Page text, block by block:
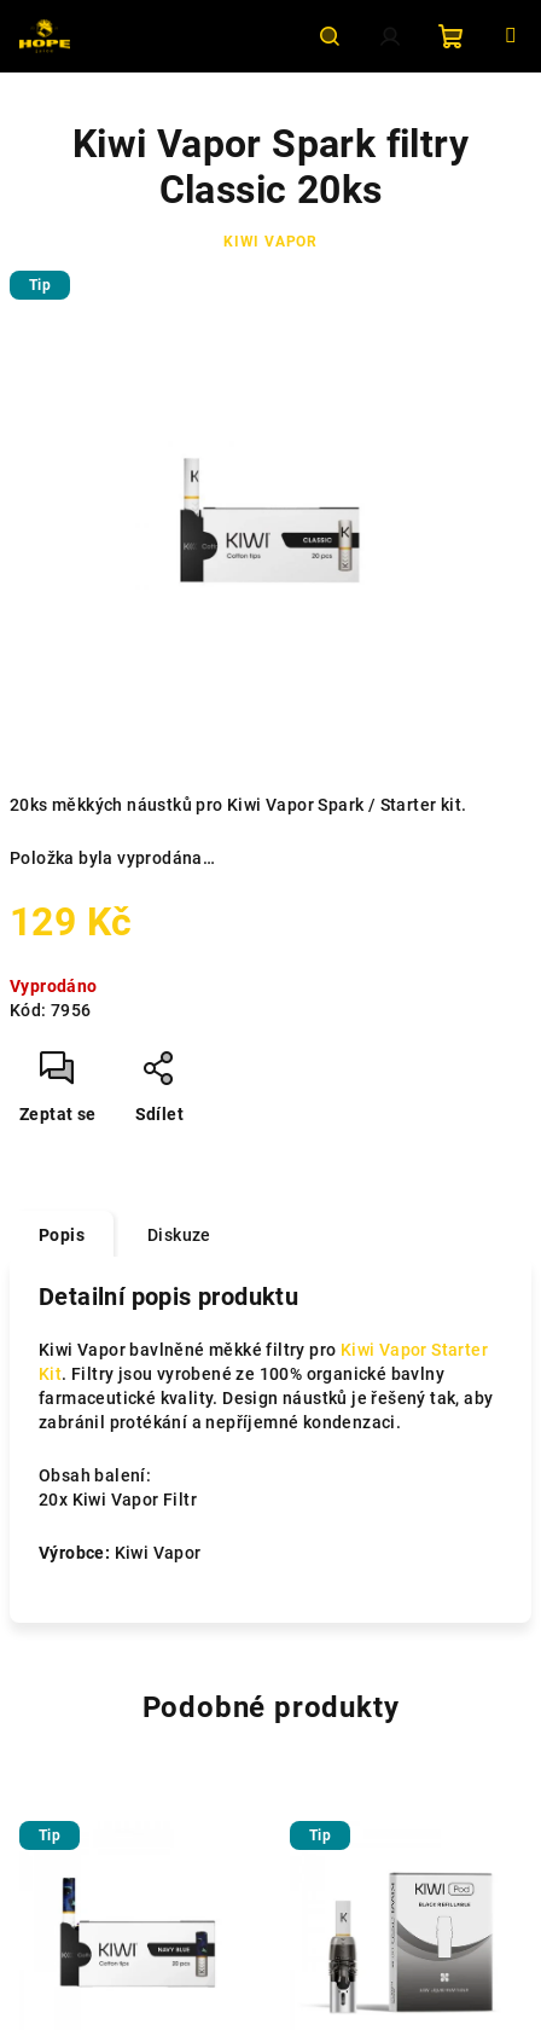
obsah
HledatPřihlášeníNákupní
košík
20ks měkkých náustků pro Kiwi Vapor Spark / Starter kit.
Položka byla vyprodána…
129 Kč
cena:
Vyprodáno
Kód: 7956
Zeptat se Sdílet
Kiwi Vapor Spark filtry
Classic 20ks
KIWI VAPOR
Tip
Popis Diskuze
Detailní popis produktu
Kiwi Vapor bavlněné měkké filtry pro Kiwi Vapor Starter
Kit. Filtry jsou vyrobené ze 100% organické bavlny
farmaceutické kvality. Design náustků je řešený tak, aby
zabránil protékání a nepříjemné kondenzaci.
Obsah balení:
20x Kiwi Vapor Filtr
Výrobce: Kiwi Vapor
Podobné produkty
Tip Tip